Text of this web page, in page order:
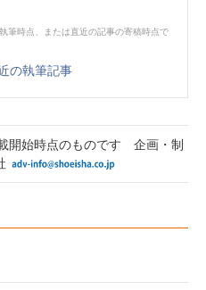
筆時点、または直近の記事の寄稿時点で
の執筆記事
開始時点のものです 企画・制